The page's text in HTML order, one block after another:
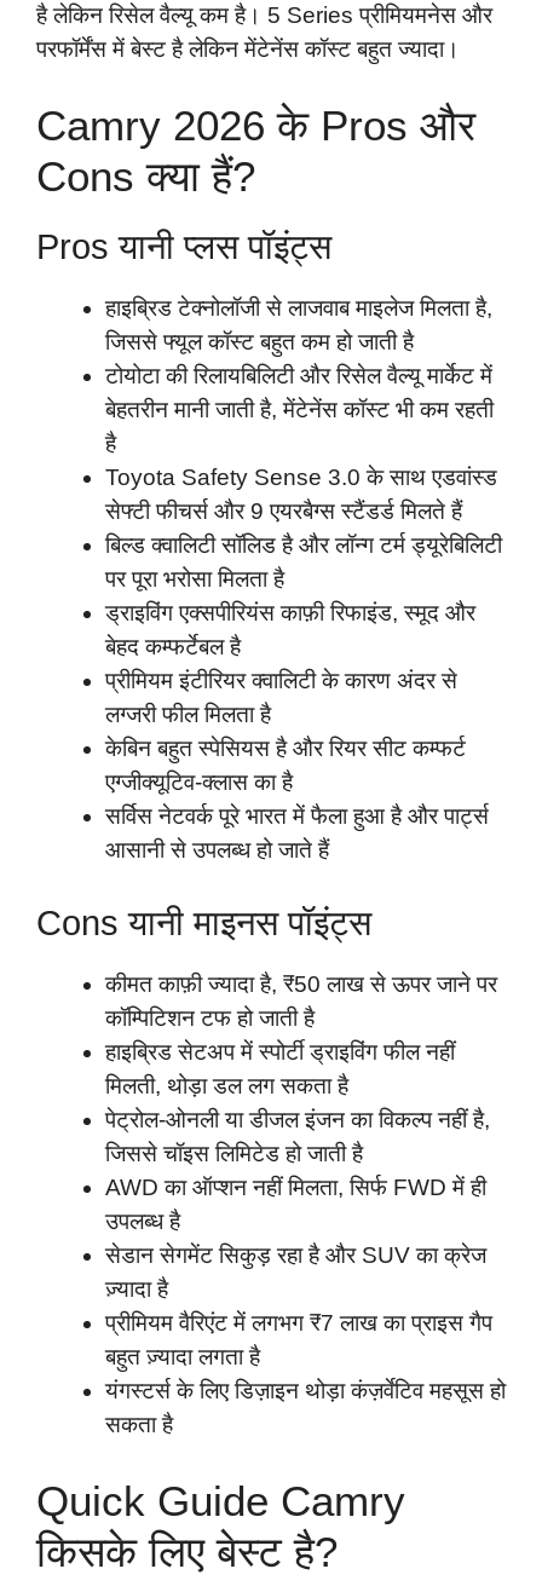
है लेकिन रिसेल वैल्यू कम है। 5 Series प्रीमियमनेस और
परफॉर्मेंस में बेस्ट है लेकिन मेंटेनेंस कॉस्ट बहुत ज्यादा।
Camry 2026 के Pros और
Cons क्या हैं?
Pros यानी प्लस पॉइंट्स
हाइब्रिड टेक्नोलॉजी से लाजवाब माइलेज मिलता है,
जिससे फ्यूल कॉस्ट बहुत कम हो जाती है
टोयोटा की रिलायबिलिटी और रिसेल वैल्यू मार्केट में
बेहतरीन मानी जाती है, मेंटेनेंस कॉस्ट भी कम रहती
है
Toyota Safety Sense 3.0 के साथ एडवांस्ड
सेफ्टी फीचर्स और 9 एयरबैग्स स्टैंडर्ड मिलते हैं
बिल्ड क्वालिटी सॉलिड है और लॉन्ग टर्म ड्यूरेबिलिटी
पर पूरा भरोसा मिलता है
ड्राइविंग एक्सपीरियंस काफ़ी रिफाइंड, स्मूद और
बेहद कम्फर्टेबल है
प्रीमियम इंटीरियर क्वालिटी के कारण अंदर से
लग्जरी फील मिलता है
केबिन बहुत स्पेसियस है और रियर सीट कम्फर्ट
एग्जीक्यूटिव-क्लास का है
सर्विस नेटवर्क पूरे भारत में फैला हुआ है और पार्ट्स
आसानी से उपलब्ध हो जाते हैं
Cons यानी माइनस पॉइंट्स
कीमत काफ़ी ज्यादा है, ₹50 लाख से ऊपर जाने पर
कॉम्पिटिशन टफ हो जाती है
हाइब्रिड सेटअप में स्पोर्टी ड्राइविंग फील नहीं
मिलती, थोड़ा डल लग सकता है
पेट्रोल-ओनली या डीजल इंजन का विकल्प नहीं है,
जिससे चॉइस लिमिटेड हो जाती है
AWD का ऑप्शन नहीं मिलता, सिर्फ FWD में ही
उपलब्ध है
सेडान सेगमेंट सिकुड़ रहा है और SUV का क्रेज
ज़्यादा है
प्रीमियम वैरिएंट में लगभग ₹7 लाख का प्राइस गैप
बहुत ज़्यादा लगता है
यंगस्टर्स के लिए डिज़ाइन थोड़ा कंज़र्वेटिव महसूस हो
सकता है
Quick Guide Camry
किसके लिए बेस्ट है?